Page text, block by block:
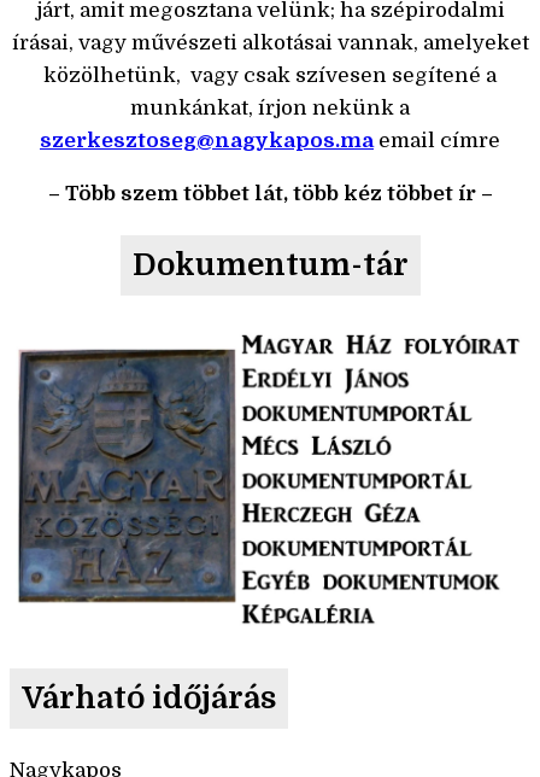
járt, amit megosztana velünk; ha szépirodalmi
írásai, vagy művészeti alkotásai vannak, amelyeket
közölhetünk, vagy csak szívesen segítené a
munkánkat, írjon nekünk a
szerkesztoseg@nagykapos.ma email címre
– Több szem többet lát, több kéz többet ír –
Dokumentum-tár
Várható időjárás
Nagykapos